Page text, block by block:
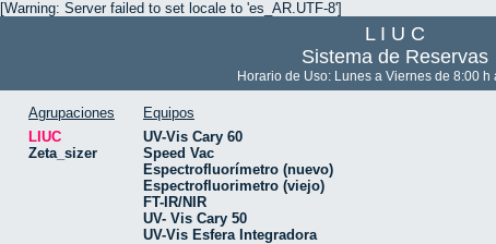
[Warning: Server failed to set locale to 'es_AR.UTF-8']
L I U C
Sistema de Reservas
Horario de Uso: Lunes a Viernes de 8:00 h
Agrupaciones
LIUC
Zeta_sizer
Equipos
UV-Vis Cary 60
Speed Vac
Espectrofluorímetro (nuevo)
Espectrofluorimetro (viejo)
FT-IR/NIR
UV- Vis Cary 50
UV-Vis Esfera Integradora